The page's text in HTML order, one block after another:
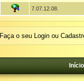
7.07.12.08.
Faça o seu Login ou
Início